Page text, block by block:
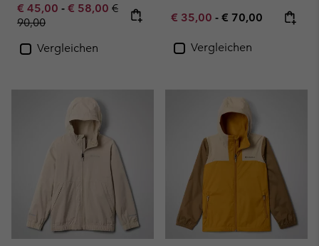
Minimum sale price:
€ 45,00 - Maximum sale price:
€ 58,00 Regular price:
€
90,00
Vergleichen
Minimum sale price:
€ 35,00 - Maximum price:
€ 70,00
Vergleichen